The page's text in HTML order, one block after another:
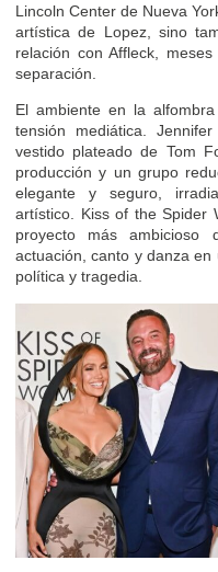
Lincoln Center de Nueva
artística de Lopez, sino
relación con Affleck,
separación.
El ambiente en la
tensión mediática.
vestido plateado de Tom
producción y un grupo
elegante y seguro,
artístico. Kiss of the Spider
proyecto más ambicioso
actuación, canto y danza en
política y tragedia.